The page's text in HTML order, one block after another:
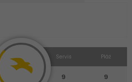
Izba Servis
9
Pláž
9